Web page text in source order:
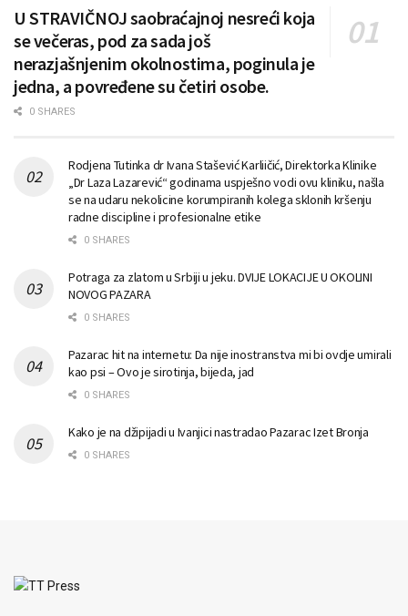
U STRAVIČNOJ saobraćajnoj nesreći koja
se večeras, pod za sada još
nerazjašnjenim okolnostima, poginula je
jedna, a povređene su četiri osobe.
0 SHARES
Rodjena Tutinka dr Ivana Stašević Karliičić, Direktorka Klinike
„Dr Laza Lazarević“ godinama uspješno vodi ovu kliniku, našla
se na udaru nekolicine korumpiranih kolega sklonih kršenju
radne discipline i profesionalne etike
0 SHARES
Potraga za zlatom u Srbiji u jeku. DVIJE LOKACIJE U OKOLINI
NOVOG PAZARA
0 SHARES
Pazarac hit na internetu: Da nije inostranstva mi bi ovdje umirali
kao psi – Ovo je sirotinja, bijeda, jad
0 SHARES
Kako je na džipijadi u Ivanjici nastradao Pazarac Izet Bronja
0 SHARES